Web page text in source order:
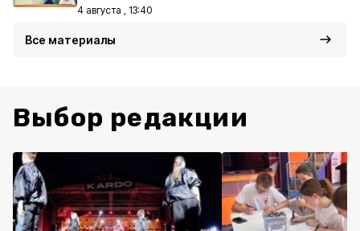
4 августа , 13:40
Все материалы
Выбор редакции